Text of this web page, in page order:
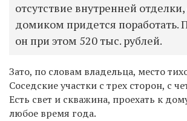
отсутствие внутренней
домиком придется поработать.
он при этом 520 тыс. рублей.
Зато, по словам владельца, место
Соседские участки с трех сторон, с
Есть свет и скважина, проехать к
любое время года.